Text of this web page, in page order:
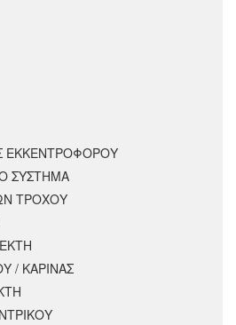
ΕΚΚΕΝΤΡΟΦΟΡΟΥ
ΣΥΣΤΗΜΑ
ΤΡΟΧΟΥ
/ ΚΑΡΙΝΑΣ